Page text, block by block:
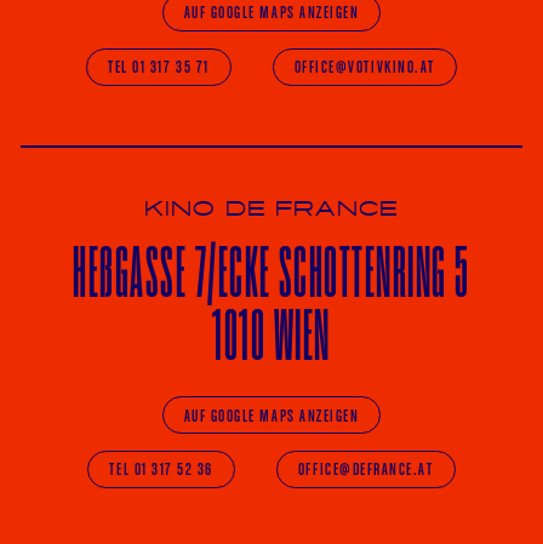
AUF GOOGLE MAPS ANZEIGEN
TEL 01 317 35 71 OFFICE@VOTIVKINO.AT
KINO DE FRANCE
HEßGASSE 7/ECKESCHOTTENRING 5
1010 WIEN
AUF GOOGLE MAPS ANZEIGEN
TEL 01 317 52 36 OFFICE@DEFRANCE.AT